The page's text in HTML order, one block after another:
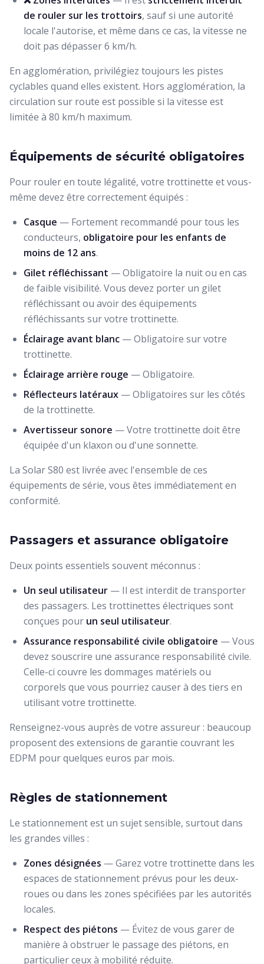
de rouler sur les trottoirs, sauf si une autorité
locale l'autorise, et même dans ce cas, la vitesse ne
doit pas dépasser 6 km/h.
En agglomération, privilégiez toujours les pistes
cyclables quand elles existent. Hors agglomération, la
circulation sur route est possible si la vitesse est
limitée à 80 km/h maximum.
Équipements de sécurité obligatoires
Pour rouler en toute légalité, votre trottinette et vous-
même devez être correctement équipés :
Casque — Fortement recommandé pour tous les
conducteurs, obligatoire pour les enfants de
moins de 12 ans.
Gilet réfléchissant — Obligatoire la nuit ou en cas
de faible visibilité. Vous devez porter un gilet
réfléchissant ou avoir des équipements
réfléchissants sur votre trottinette.
Éclairage avant blanc — Obligatoire sur votre
trottinette.
Éclairage arrière rouge — Obligatoire.
Réflecteurs latéraux — Obligatoires sur les côtés
de la trottinette.
Avertisseur sonore — Votre trottinette doit être
équipée d'un klaxon ou d'une sonnette.
La Solar S80 est livrée avec l'ensemble de ces
équipements de série, vous êtes immédiatement en
conformité.
Passagers et assurance obligatoire
Deux points essentiels souvent méconnus :
Un seul utilisateur — Il est interdit de transporter
des passagers. Les trottinettes électriques sont
conçues pour un seul utilisateur.
Assurance responsabilité civile obligatoire — Vous
devez souscrire une assurance responsabilité civile.
Celle-ci couvre les dommages matériels ou
corporels que vous pourriez causer à des tiers en
utilisant votre trottinette.
Renseignez-vous auprès de votre assureur : beaucoup
proposent des extensions de garantie couvrant les
EDPM pour quelques euros par mois.
Règles de stationnement
Le stationnement est un sujet sensible, surtout dans
les grandes villes :
Zones désignées — Garez votre trottinette dans les
espaces de stationnement prévus pour les deux-
roues ou dans les zones spécifiées par les autorités
locales.
Respect des piétons — Évitez de vous garer de
manière à obstruer le passage des piétons, en
particulier ceux à mobilité réduite.